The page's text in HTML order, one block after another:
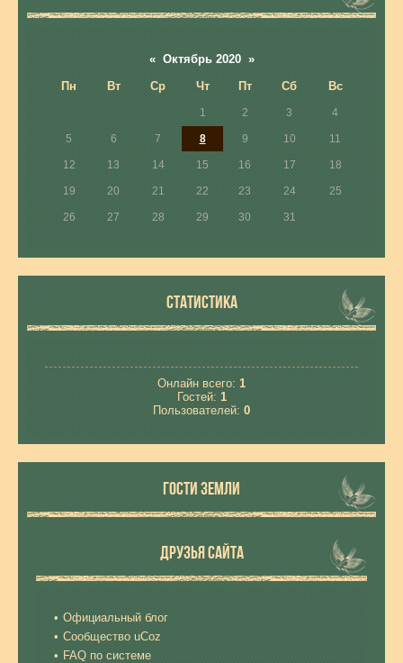
« Октябрь 2020 »
Пн
Вт Ср Чт Пт Сб Вс
1 2 3 4
5 6 7 8 9 10 11
12 13 14 15 16 17 18
19 20 21 22 23 24 25
26 27 28 29 30 31
СТАТИСТИКА
Онлайн всего: 1
Гостей: 1
Пользователей: 0
ГОСТИ ЗЕМЛИ
ДРУЗЬЯ САЙТА
Официальный блог
Сообщество uCoz
FAQ по системе